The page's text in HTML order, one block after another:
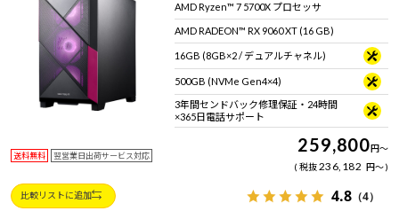
AMD Ryzen™ 7 5700X プロセッサ
AMD RADEON™ RX 9060 XT (16 GB)
16GB (8GB×2 / デュアルチャネル)
500GB (NVMe Gen4×4)
3年間センドバック修理保証・24時間
×365日電話サポート
送料無料 翌営業日出荷サービス対応 259,800円～
税抜236,182 円～
比較リストに追加 4.8 （4）